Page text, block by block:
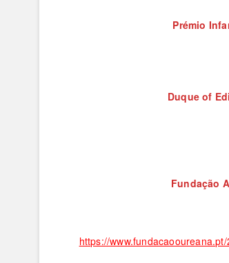
Prémio
Duque of
Fundação
https://